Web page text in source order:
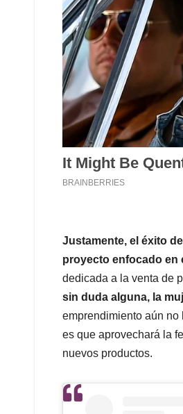
Justamente, el éxito
proyecto enfocado en
dedicada a la venta de
sin duda alguna, la
emprendimiento aún
es que aprovechará la
nuevos productos.